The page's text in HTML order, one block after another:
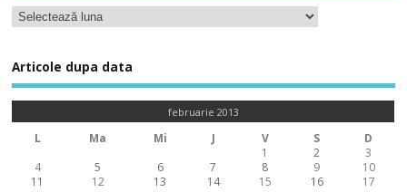
Articole dupa data
februarie 2013
L Ma Mi J V S
D
1
2
3
4
5 6 7 8 9
10
11
12 13 14 15 16
17